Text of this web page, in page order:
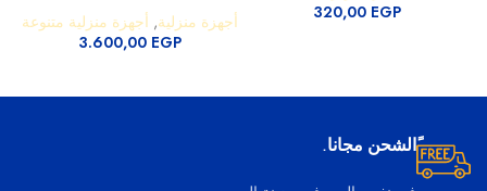
320,00 EGP أجهزة منزلية, أجهزة منزلية متنوعة
3.600,00 EGP
ًالشحن مجانا.